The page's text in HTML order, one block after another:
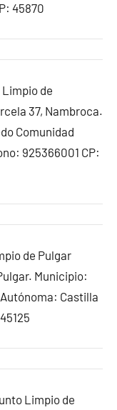
45870
de
37, Nambroca.
Comunidad
925366001 CP:
de Pulgar
Municipio:
Castilla
Limpio de